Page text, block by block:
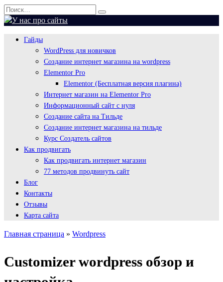
Перейти
к
Search
for:
Гайды
WordPress для новичков
Создание интернет магазина на wordpress
Elementor Pro
Elementor (Бесплатная версия плагина)
Интернет магазин на Elementor Pro
Информационный сайт с нуля
Создание сайта на Тильде
Создание интернет магазина на тильде
Курс Создатель сайтов
Как продвигать
Как продвигать интернет магазин
77 методов продвинуть сайт
Блог
Контакты
Отзывы
Карта сайта
Главная страница » Wordpress
Customizer wordpress обзор и